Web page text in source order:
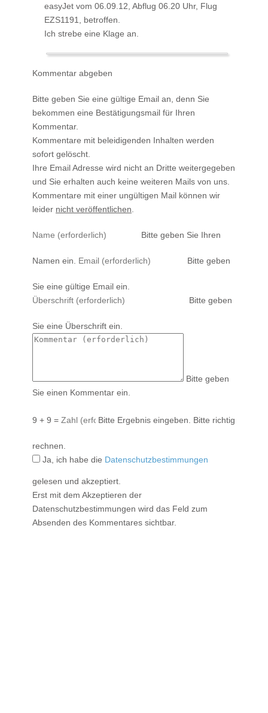
easyJet vom 06.09.12, Abflug 06.20 Uhr, Flug
EZS1191, betroffen.
Ich strebe eine Klage an.
Kommentar abgeben
Bitte geben Sie eine gültige Email an, denn Sie
bekommen eine Bestätigungsmail für Ihren
Kommentar.
Kommentare mit beleidigenden Inhalten werden
sofort gelöscht.
Ihre Email Adresse wird nicht an Dritte weitergegeben
und Sie erhalten auch keine weiteren Mails von uns.
Kommentare mit einer ungültigen Mail können wir
leider nicht veröffentlichen
Bitte geben Sie Ihren
Namen ein. Bitte geben
Sie eine gültige Email ein.
Bitte geben
Sie eine Überschrift ein.
Bitte geben
Sie einen Kommentar ein.
9 + 9 = Bitte Ergebnis eingeben. Bitte richtig
rechnen.
Ja, ich habe die Datenschutzbestimmungen
gelesen und akzeptiert.
Erst mit dem Akzeptieren der
Datenschutzbestimmungen wird das Feld zum
Absenden des Kommentares sichtbar.